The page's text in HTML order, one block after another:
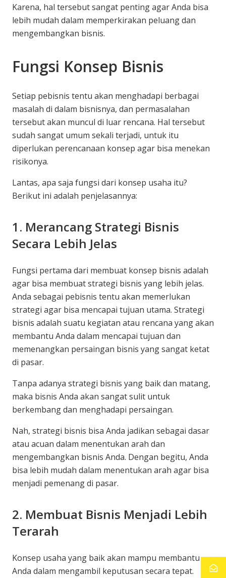
Karena, hal tersebut sangat penting agar Anda bisa
lebih mudah dalam memperkirakan peluang dan
mengembangkan bisnis.
Fungsi Konsep Bisnis
Setiap pebisnis tentu akan menghadapi berbagai
masalah di dalam bisnisnya, dan permasalahan
tersebut akan muncul di luar rencana. Hal tersebut
sudah sangat umum sekali terjadi, untuk itu
diperlukan perencanaan konsep agar bisa menekan
risikonya.
Lantas, apa saja fungsi dari konsep usaha itu?
Berikut ini adalah penjelasannya:
1. Merancang Strategi Bisnis
Secara Lebih Jelas
Fungsi pertama dari membuat konsep bisnis adalah
agar bisa membuat strategi bisnis yang lebih jelas.
Anda sebagai pebisnis tentu akan memerlukan
strategi agar bisa mencapai tujuan utama. Strategi
bisnis adalah suatu kegiatan atau rencana yang akan
membantu Anda dalam mencapai tujuan dan
memenangkan persaingan bisnis yang sangat ketat
di pasar.
Tanpa adanya strategi bisnis yang baik dan matang,
maka bisnis Anda akan sangat sulit untuk
berkembang dan menghadapi persaingan.
Nah, strategi bisnis bisa Anda jadikan sebagai dasar
atau acuan dalam menentukan arah dan
mengembangkan bisnis Anda. Dengan begitu, Anda
bisa lebih mudah dalam menentukan arah agar bisa
menjadi pemenang di pasar.
2. Membuat Bisnis Menjadi Lebih
Terarah
Konsep usaha yang baik akan mampu membantu
Anda dalam mengambil keputusan secara tepat.